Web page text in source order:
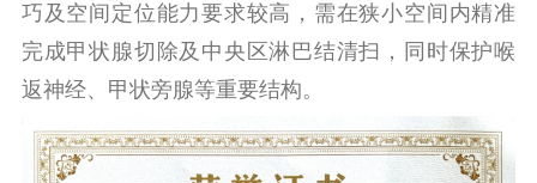
巧及空间定位能力要求较高，需在狭小空间内精准
完成甲状腺切除及中央区淋巴结清扫，同时保护喉
返神经、甲状旁腺等重要结构。